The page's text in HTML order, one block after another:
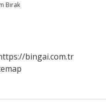
Bırak
bingai.com.tr